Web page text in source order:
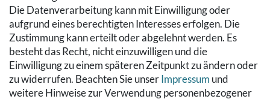
Die Datenverarbeitung kann mit Einwilligung oder
aufgrund eines berechtigten Interesses erfolgen. Die
Zustimmung kann erteilt oder abgelehnt werden. Es
besteht das Recht, nicht einzuwilligen und die
Einwilligung zu einem späteren Zeitpunkt zu ändern oder
zu widerrufen. Beachten Sie unserImpressum und
weitere Hinweise zur Verwendung personenbezogener
Kontakt
Datenschutzerklärung
AGB
Impressum
Hinweise zur Batterieentsorgung
Widerrufs­recht